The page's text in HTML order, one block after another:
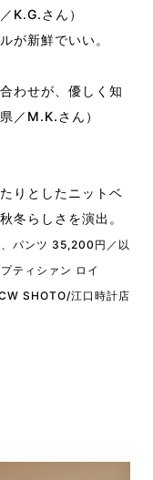
K.G.さん）
が新鮮でいい。
わせが、優しく知
／M.K.さん）
りとしたニットベ
冬らしさを演出。
パンツ 35,200円／以
ティシァン ロイ
SHOTO/江口時計店